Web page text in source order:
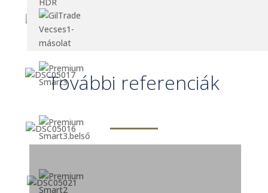
További referenciák